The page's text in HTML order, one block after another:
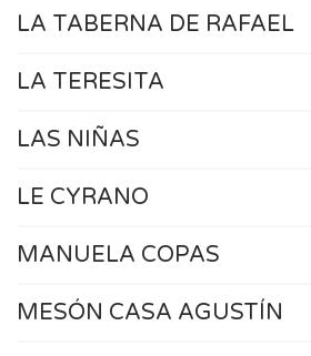
LA TABERNA DE RAFAEL
LA TERESITA
LAS NIÑAS
LE CYRANO
MANUELA COPAS
MESÓN CASA AGUSTÍN